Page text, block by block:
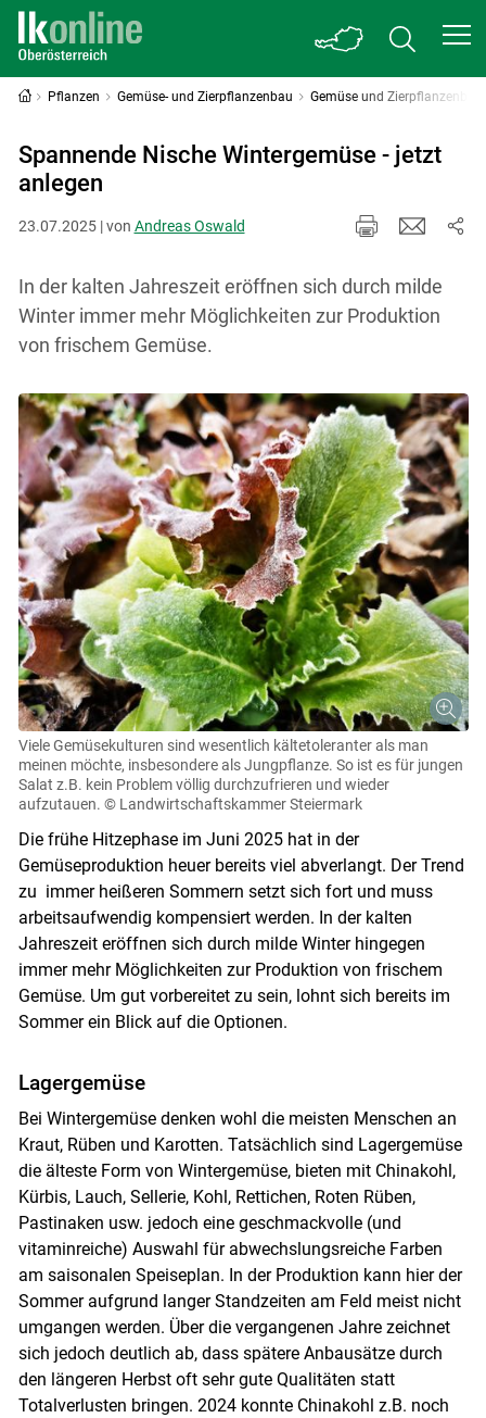
Skip to main content
Pflanzen Gemüse- und Zierpflanzenbau Gemüse und
Spannende Nische Wintergemüse - jetzt
anlegen
23.07.2025 | von Andreas Oswald
In der kalten Jahreszeit eröffnen sich durch milde
Winter immer mehr Möglichkeiten zur Produktion
von frischem Gemüse.
Viele Gemüsekulturen sind wesentlich kältetoleranter als man
meinen möchte, insbesondere als Jungpflanze. So ist es für jungen
Salat z.B. kein Problem völlig durchzufrieren und wieder
aufzutauen. © Landwirtschaftskammer Steiermark
Die frühe Hitzephase im Juni 2025 hat in der
Gemüseproduktion heuer bereits viel abverlangt. Der Trend
zu immer heißeren Sommern setzt sich fort und muss
arbeitsaufwendig kompensiert werden. In der kalten
Jahreszeit eröffnen sich durch milde Winter hingegen
immer mehr Möglichkeiten zur Produktion von frischem
Gemüse. Um gut vorbereitet zu sein, lohnt sich bereits im
Sommer ein Blick auf die Optionen.
Lagergemüse
Bei Wintergemüse denken wohl die meisten Menschen an
Kraut, Rüben und Karotten. Tatsächlich sind Lagergemüse
die älteste Form von Wintergemüse, bieten mit Chinakohl,
Kürbis, Lauch, Sellerie, Kohl, Rettichen, Roten Rüben,
Pastinaken usw. jedoch eine geschmackvolle (und
vitaminreiche) Auswahl für abwechslungsreiche Farben
am saisonalen Speiseplan. In der Produktion kann hier der
Sommer aufgrund langer Standzeiten am Feld meist nicht
umgangen werden. Über die vergangenen Jahre zeichnet
sich jedoch deutlich ab, dass spätere Anbausätze durch
den längeren Herbst oft sehr gute Qualitäten statt
Totalverlusten bringen. 2024 konnte Chinakohl z.B. noch